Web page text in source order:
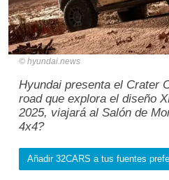
hyundai.news
Hyundai presenta el Crater
road que explora el diseño
2025, viajará al Salón de
4x4?
Añadir 32CARS a tus fuentes